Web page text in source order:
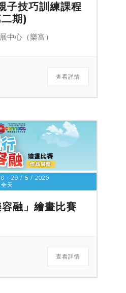
子技巧訓練課程
期)
中心（樂富）
查看詳情
- 29 / 5 / 2020
全天
容融」繪畫比賽
查看詳情